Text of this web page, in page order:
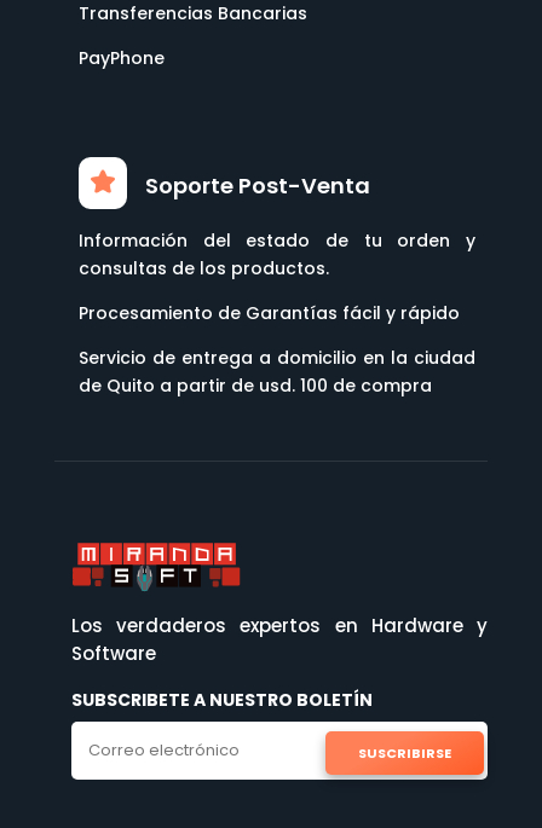
Transferencias Bancarias
PayPhone
Soporte Post-Venta
Información del estado de tu orden y
consultas de los productos.
Procesamiento de Garantías fácil y rápido
Servicio de entrega a domicilio en la ciudad
de Quito a partir de usd. 100 de compra
Los verdaderos expertos en Hardware y
Software
SUBSCRIBETE A NUESTRO BOLETÍN
SUSCRIBIRSE